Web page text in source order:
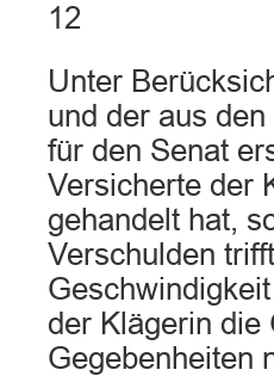
12
Unter
und der aus
für den Senat
Versicherte der
gehandelt hat,
Verschulden
der Klägerin die
Gegebenheiten